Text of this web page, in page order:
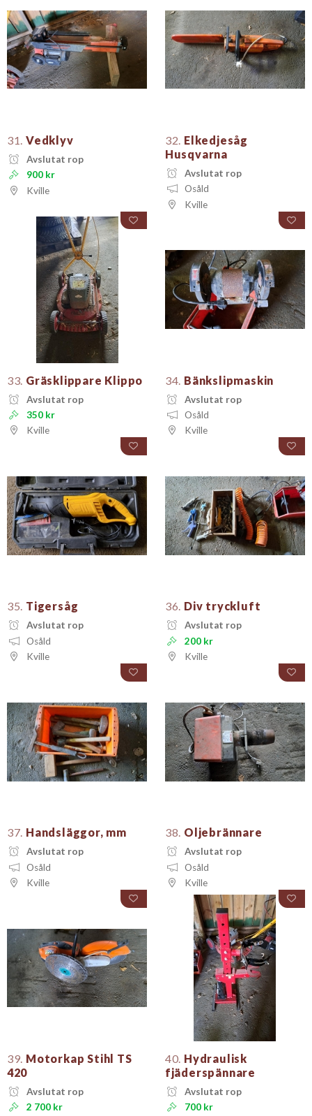
31. Vedklyv
Avslutat rop
900 kr
Kville
32. Elkedjesåg
Husqvarna
Avslutat rop
Osåld
Kville
33. Gräsklippare Klippo
Avslutat rop
350 kr
Kville
34. Bänkslipmaskin
Avslutat rop
Osåld
Kville
35. Tigersåg
Avslutat rop
Osåld
Kville
36. Div tryckluft
Avslutat rop
200 kr
Kville
37. Handsläggor, mm
Avslutat rop
Osåld
Kville
38. Oljebrännare
Avslutat rop
Osåld
Kville
39. Motorkap Stihl TS
420
Avslutat rop
2 700 kr
40. Hydraulisk
fjäderspännare
Avslutat rop
700 kr